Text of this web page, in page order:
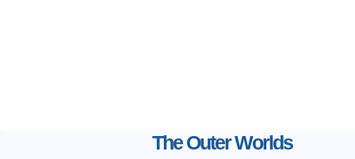
The Outer Worlds